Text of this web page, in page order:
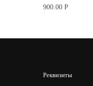
900.00Р
Реквизиты